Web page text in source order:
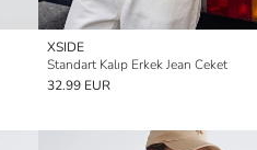
XSIDE
Standart Kalıp Erkek Jean Ceket
32.99 EUR